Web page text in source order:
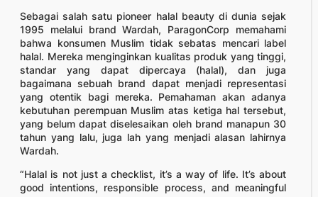
Sebagai salah satu pioneer halal beauty di dunia sejak
1995 melalui brand Wardah, ParagonCorp memahami
bahwa konsumen Muslim tidak sebatas mencari label
halal. Mereka menginginkan kualitas produk yang tinggi,
standar yang dapat dipercaya (halal), dan juga
bagaimana sebuah brand dapat menjadi representasi
yang otentik bagi mereka. Pemahaman akan adanya
kebutuhan perempuan Muslim atas ketiga hal tersebut,
yang belum dapat diselesaikan oleh brand manapun 30
tahun yang lalu, juga lah yang menjadi alasan lahirnya
Wardah.
“Halal is not just a checklist, it’s a way of life. It’s about
good intentions, responsible process, and meaningful